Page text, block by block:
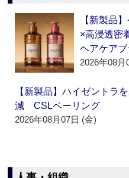
【新製品
×高浸透密
ヘアケア
2026年08月
【新製品】ハイゼントラ
減 CSLベーリング
2026年08月07日 (金)